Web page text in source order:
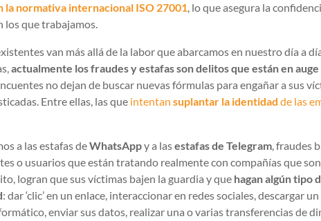
la normativa internacional ISO 27001, lo que asegura la
los que trabajamos.
van más allá de la labor que abarcamos en nuestro día a
actualmente los fraudes y estafas son delitos que están en
no dejan de buscar nuevas fórmulas para engañar a sus
Entre ellas, las que intentan suplantar la identidad de las
a las estafas deWhatsAppy a lasestafas de Telegram, fraudes
o usuarios que están tratando realmente con compañías que
logran que sus víctimas bajen la guardia y que hagan algún tipo
: dar ‘clic’ en un enlace, interaccionar en redes sociales, descargar
enviar sus datos, realizar una o varias transferencias de